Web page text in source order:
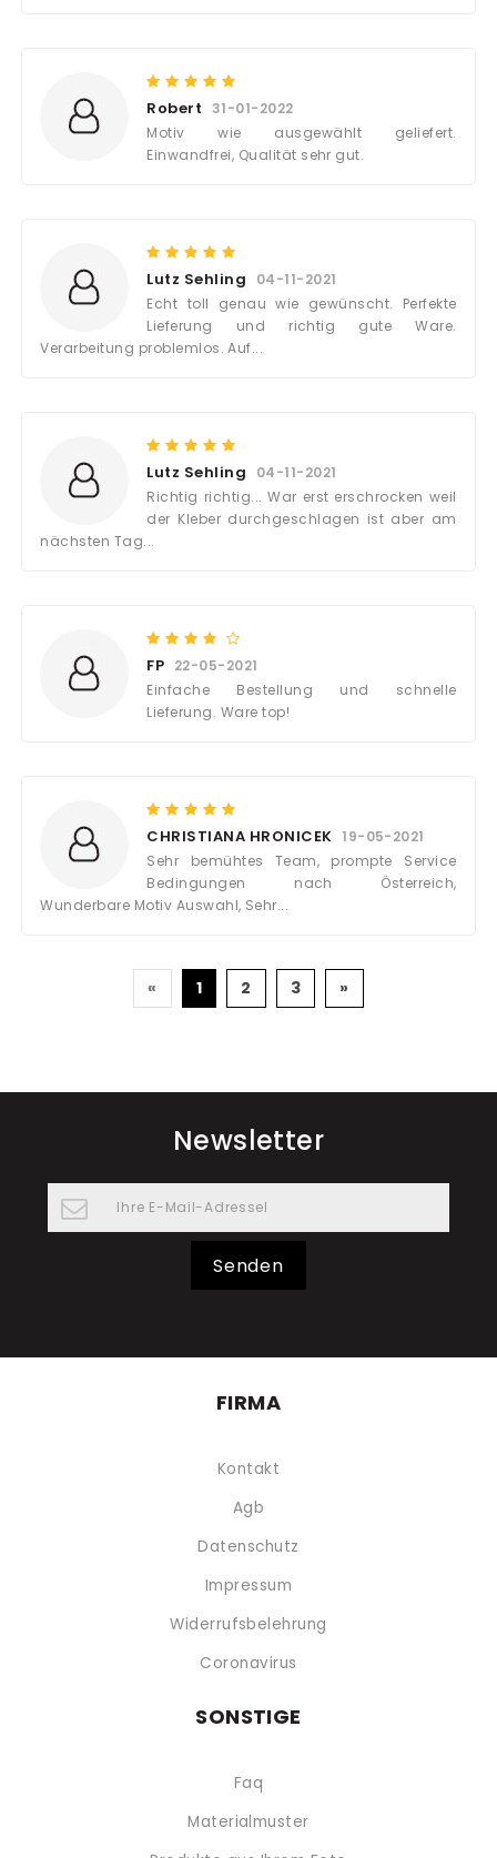
Robert 31-01-2022
Motiv wie ausgewählt geliefert.
Einwandfrei, Qualität sehr gut.
Lutz Sehling
04-11-2021
Echt toll genau wie gewünscht. Perfekte
Lieferung und richtig gute Ware.
Verarbeitung problemlos. Auf...
Lutz Sehling
04-11-2021
Richtig richtig... War erst erschrocken weil
der Kleber durchgeschlagen ist aber am
nächsten Tag...
FP 22-05-2021
Einfache Bestellung und schnelle
Lieferung. Ware top!
CHRISTIANA HRONICEK 19-05-2021
Sehr bemühtes Team, prompte Service
Bedingungen nach Österreich,
Wunderbare Motiv Auswahl, Sehr...
« Zurück
1 2 3 »
Newsletter
Senden
FIRMA
Kontakt
Agb
Datenschutz
Impressum
Widerrufsbelehrung
Coronavirus
SONSTIGE
Faq
Materialmuster